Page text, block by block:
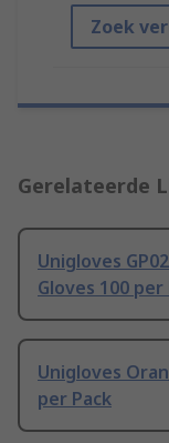
Zoek
Gerelateerde
Unigloves
Gloves 100 per
Unigloves
per Pack